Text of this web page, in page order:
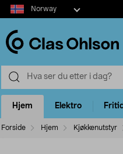
Select
market
Norway
Hjem Elektro Fritid
Forside Hjem Kjøkkenutstyr